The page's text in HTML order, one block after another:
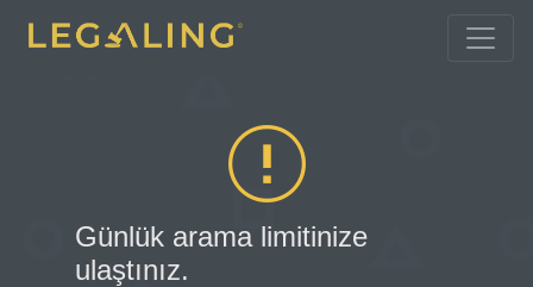
Günlük arama limitinize
ulaştınız.